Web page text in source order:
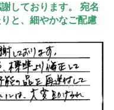
しております。 宛名
と、細やかなご配慮